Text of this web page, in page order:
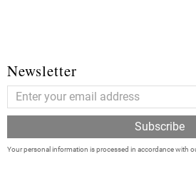
Newsletter
Subscribe
Your personal information is processed in accordance with